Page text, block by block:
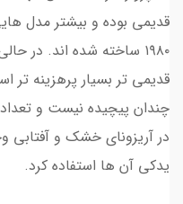
قدیمی بوده و بیشتر مدل
۱۹۸۰ ساخته شده اند. در
در آریزونای خشک و آفتابی
یدکی آن ها استفاده کرد.